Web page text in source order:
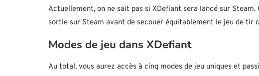
Actuellement, on ne sait pas si XDefiant sera lancé sur
sortie sur Steam avant de secouer équitablement le jeu de tir
Modes de jeu dans XDefiant
Au total, vous aurez accès à cinq modes de jeu uniques et